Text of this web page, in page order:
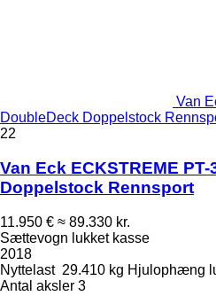
Van
DoubleDeck Doppelstock
22
Van Eck ECKSTREME
Doppelstock Rennsport
11.950 € ≈ 89.330 kr.
Sættevogn lukket kasse
2018
Nyttelast 29.410 kg Hjulophæng
Antal aksler 3